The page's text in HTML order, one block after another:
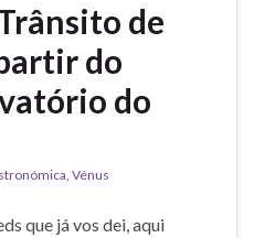
de
do
do
, Vénus
que já vos dei, aqui